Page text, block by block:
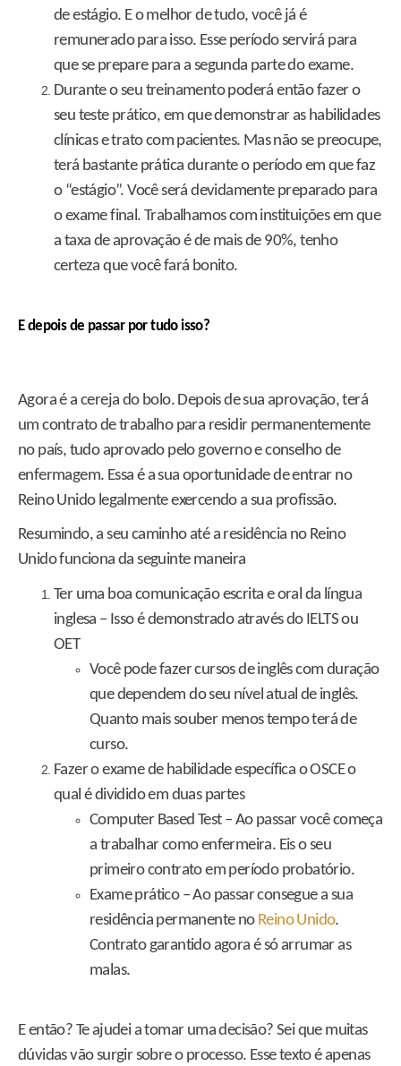
de estágio. E o melhor de tudo, você já é
remunerado para isso. Esse período servirá para
que se prepare para a segunda parte do exame.
Durante o seu treinamento poderá então fazer o
seu teste prático, em que demonstrar as habilidades
clínicas e trato com pacientes. Mas não se preocupe,
terá bastante prática durante o período em que faz
o “estágio”. Você será devidamente preparado para
o exame final. Trabalhamos com instituições em que
a taxa de aprovação é de mais de 90%, tenho
certeza que você fará bonito.
E depois de passar por tudo isso?
Agora é a cereja do bolo. Depois de sua aprovação, terá
um contrato de trabalho para residir permanentemente
no país, tudo aprovado pelo governo e conselho de
enfermagem. Essa é a sua oportunidade de entrar no
Reino Unido legalmente exercendo a sua profissão.
Resumindo, a seu caminho até a residência no Reino
Unido funciona da seguinte maneira
Ter uma boa comunicação escrita e oral da língua
inglesa – Isso é demonstrado através do IELTS ou
OET
Você pode fazer cursos de inglês com duração
que dependem do seu nível atual de inglês.
Quanto mais souber menos tempo terá de
curso.
Fazer o exame de habilidade específica o OSCE o
qual é dividido em duas partes
Computer Based Test – Ao passar você começa
a trabalhar como enfermeira. Eis o seu
primeiro contrato em período probatório.
Exame prático – Ao passar consegue a sua
residência permanente no Reino Unido.
Contrato garantido agora é só arrumar as
malas.
E então? Te ajudei a tomar uma decisão? Sei que muitas
dúvidas vão surgir sobre o processo. Esse texto é apenas